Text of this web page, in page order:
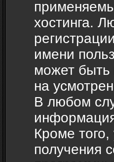
хостинга.
имени
может быть
на
В любом
Кроме того,
получения